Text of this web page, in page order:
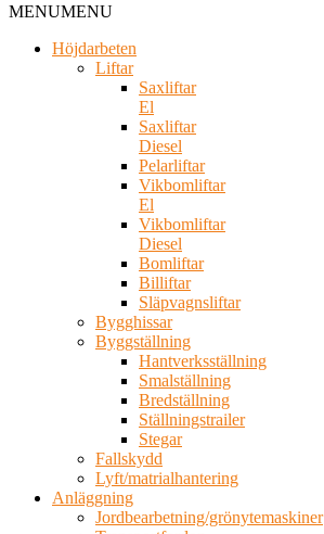
MENUMENU
Höjdarbeten
Liftar
Saxliftar
El
Saxliftar
Diesel
Pelarliftar
Vikbomliftar
El
Vikbomliftar
Diesel
Bomliftar
Billiftar
Släpvagnsliftar
Bygghissar
Byggställning
Hantverksställning
Smalställning
Bredställning
Ställningstrailer
Stegar
Fallskydd
Lyft/matrialhantering
Anläggning
Jordbearbetning/grönytemaskiner